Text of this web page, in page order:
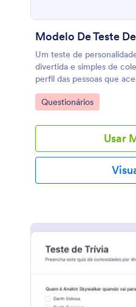
Um teste de
divertida e simples de
perfil das pessoas que
online.
Go to Category:
Questionários
Usar